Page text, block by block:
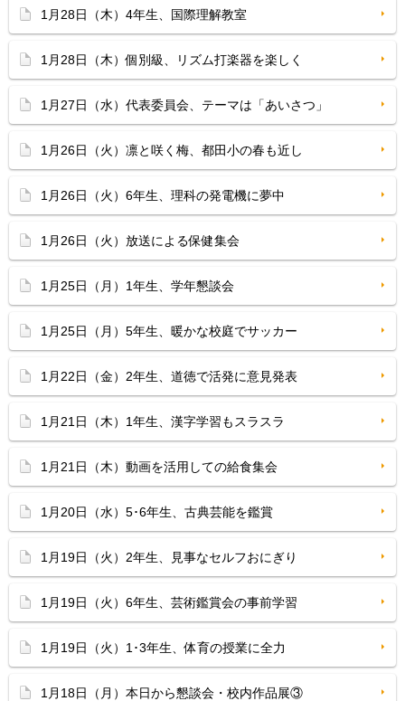
1月28日（木）4年生、国際理解教室
1月28日（木）個別級、リズム打楽器を楽しく
1月27日（水）代表委員会、テーマは「あいさつ」
1月26日（火）凛と咲く梅、都田小の春も近し
1月26日（火）6年生、理科の発電機に夢中
1月26日（火）放送による保健集会
1月25日（月）1年生、学年懇談会
1月25日（月）5年生、暖かな校庭でサッカー
1月22日（金）2年生、道徳で活発に意見発表
1月21日（木）1年生、漢字学習もスラスラ
1月21日（木）動画を活用しての給食集会
1月20日（水）5･6年生、古典芸能を鑑賞
1月19日（火）2年生、見事なセルフおにぎり
1月19日（火）6年生、芸術鑑賞会の事前学習
1月19日（火）1･3年生、体育の授業に全力
1月18日（月）本日から懇談会・校内作品展③